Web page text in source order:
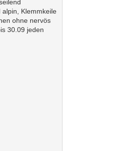
Klemmkeile
ohne nervös
30.09 jeden